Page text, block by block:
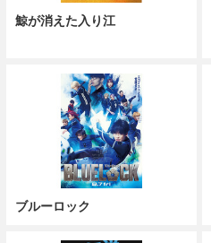
鯨が消えた入り江
ブルーロック